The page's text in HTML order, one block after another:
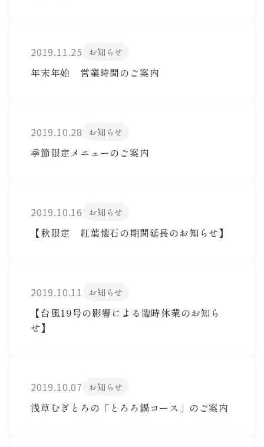
2019.11.25 お知らせ
年末年始 営業時間のご案内
2019.10.28 お知らせ
季節限定メニューのご案内
2019.10.16 お知らせ
【秋限定 紅葉懐石の期間延長のお知らせ】
2019.10.11 お知らせ
【台風19号の影響による臨時休業のお知ら
せ】
2019.10.07 お知らせ
浅草むぎとろの「とろろ鍋コース」のご案内